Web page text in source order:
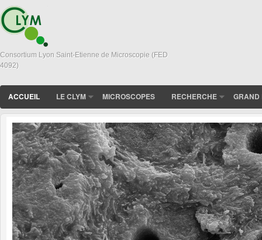
Consortium Lyon Saint-Etienne de Microscopie (FED
4092)
ACCUEIL LE CLYM MICROSCOPES RECHERCHE GRAND